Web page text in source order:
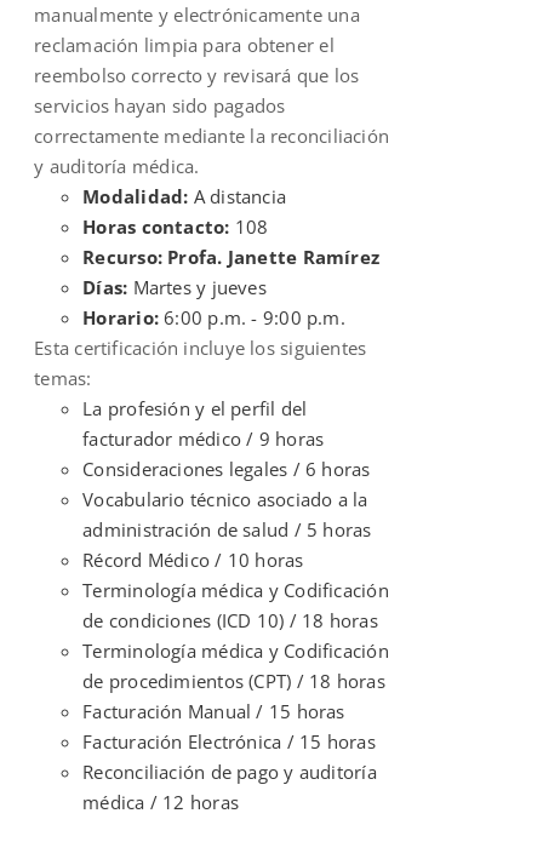
manualmente y electrónicamente una
reclamación limpia para obtener el
reembolso correcto y revisará que los
servicios hayan sido pagados
correctamente mediante la reconciliación
y auditoría médica.
Modalidad: A distancia
Horas contacto: 108
Recurso: Profa. Janette Ramírez
Días: Martes y jueves
Horario:6:00 p.m. - 9:00 p.m.
Esta certificación incluye los siguientes
temas:
La profesión y el perfil del
facturador médico / 9 horas
Consideraciones legales / 6 horas
Vocabulario técnico asociado a la
administración de salud / 5 horas
Récord Médico / 10 horas
Terminología médica y Codificación
de condiciones (ICD 10) / 18 horas
Terminología médica y Codificación
de procedimientos (CPT) / 18 horas
Facturación Manual / 15 horas
Facturación Electrónica / 15 horas
Reconciliación de pago y auditoría
médica / 12 horas